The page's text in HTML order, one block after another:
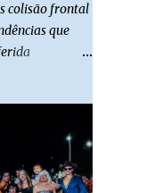
colisão frontal
que
que deixou
ferida
RN-118,